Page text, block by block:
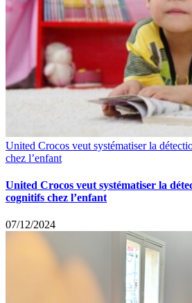
United Crocos veut systématiser la
chez l’enfant
United Crocos veut systématiser la
cognitifs chez l’enfant
07/12/2024